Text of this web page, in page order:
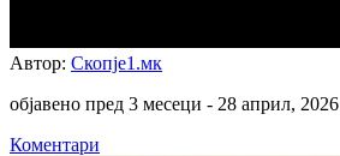
Автор: Скопје1.мк
објавено пред 3 месеци - 28 април, 2026
Коментари